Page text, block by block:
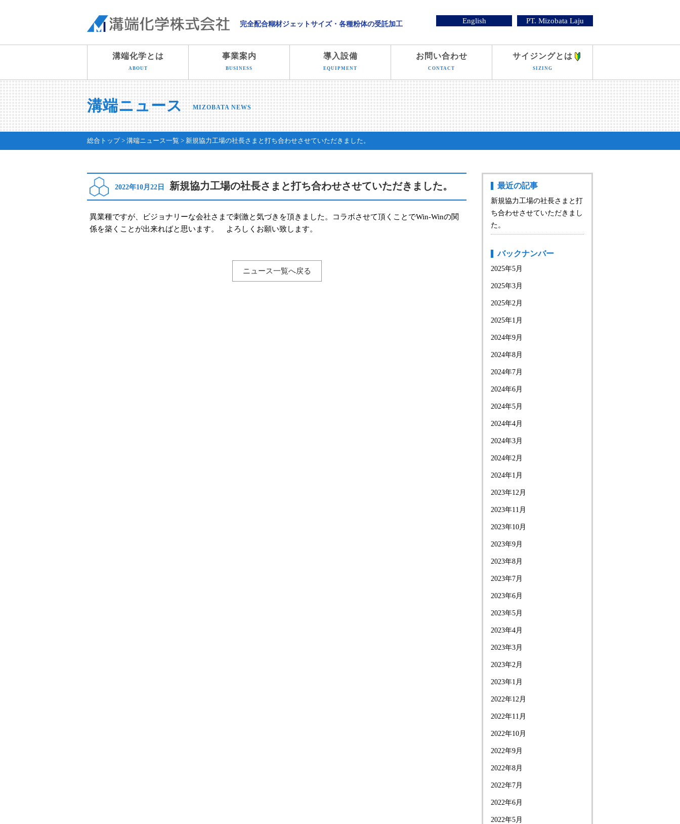
溝端化学株式会社
完全配合糊材ジェットサイズ・各種粉体の受託加工 PT. Mizobata Laju
English
溝端化学とは
ABOUT
事業案内
BUSINESS
導入設備
EQUIPMENT
お問い合わせ
CONTACT
サイジングとは
SIZING
溝端ニュース MIZOBATA NEWS
総合トップ 溝端ニュース一覧 新規協力工場の社長さまと打ち合わせさせていただきました。
2022年10月22日 新規協力工場の社長さまと打ち合わせさせていただきました。
異業種ですが、ビジョナリーな会社さまで刺激と気づきを頂きました。コラボさせて頂くことでWin-Winの関
係を築くことが出来ればと思います。 よろしくお願い致します。
ニュース一覧へ戻る
最近の記事
新規協力工場の社長さまと打
ち合わせさせていただきまし
た。
バックナンバー
2025年5月
2025年3月
2025年2月
2025年1月
2024年9月
2024年8月
2024年7月
2024年6月
2024年5月
2024年4月
2024年3月
2024年2月
2024年1月
2023年12月
2023年11月
2023年10月
2023年9月
2023年8月
2023年7月
2023年6月
2023年5月
2023年4月
2023年3月
2023年2月
2023年1月
2022年12月
2022年11月
2022年10月
2022年9月
2022年8月
2022年7月
2022年6月
2022年5月